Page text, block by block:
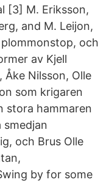
[3] M. Eriksson,
and M. Leijon,
och
av Kjell
Nilsson, Olle
som krigaren
stora hammaren
och Brus Olle
by for some